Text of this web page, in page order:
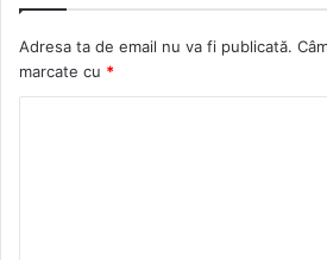
Adresa ta de email nu va fi publicată.
marcate cu *